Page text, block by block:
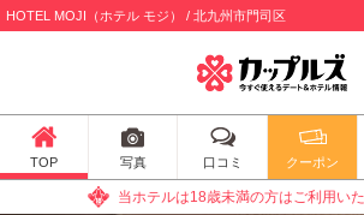
HOTEL MOJI（ホテル モジ） / 北九州市門司区
TOP 写真 口コミ クーポン
当ホテルは18歳未満の方はご利用いた